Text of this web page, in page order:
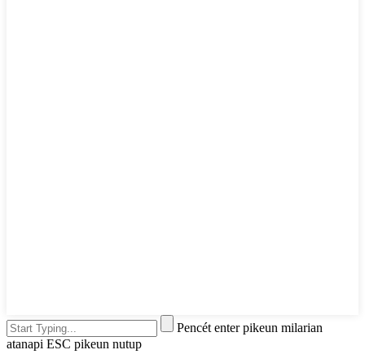
Pencét enter pikeun milarian
atanapi ESC pikeun nutup